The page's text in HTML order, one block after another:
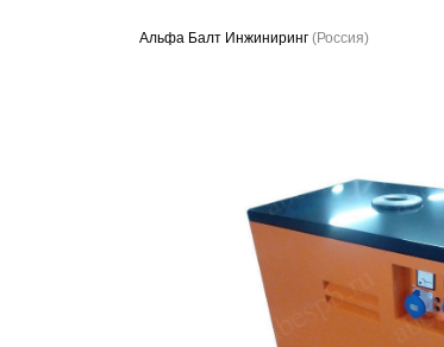
Альфа Балт Инжиниринг (Россия)